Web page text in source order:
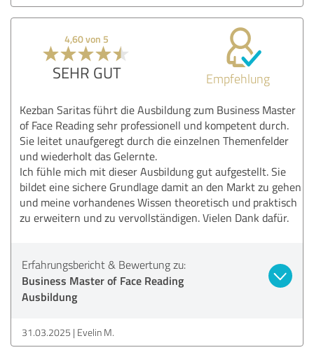
4,60 von 5
SEHR GUT Empfehlung
Kezban Saritas führt die Ausbildung zum Business Master
of Face Reading sehr professionell und kompetent durch.
Sie leitet unaufgeregt durch die einzelnen Themenfelder
und wiederholt das Gelernte.
Ich fühle mich mit dieser Ausbildung gut aufgestellt. Sie
bildet eine sichere Grundlage damit an den Markt zu gehen
und meine vorhandenes Wissen theoretisch und praktisch
zu erweitern und zu vervollständigen. Vielen Dank dafür.
Erfahrungsbericht & Bewertung zu:
Business Master of Face Reading
Ausbildung
31.03.2025 Evelin M.